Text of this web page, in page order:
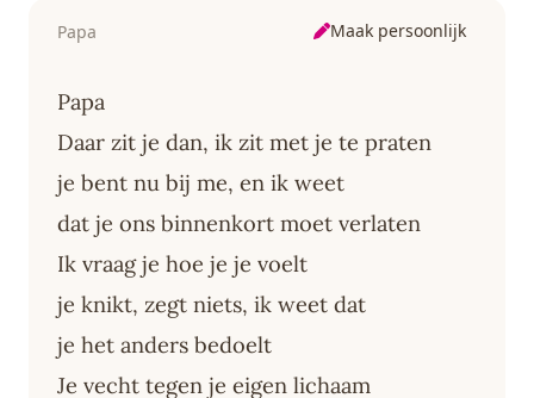
Papa Maak persoonlijk
Papa
Daar zit je dan, ik zit met je te praten
je bent nu bij me, en ik weet
dat je ons binnenkort moet verlaten
Ik vraag je hoe je je voelt
je knikt, zegt niets, ik weet dat
je het anders bedoelt
Je vecht tegen je eigen lichaam